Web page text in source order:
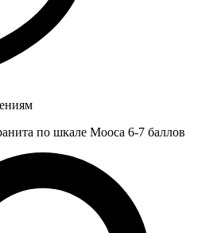
по шкале Мооса 6-7 баллов